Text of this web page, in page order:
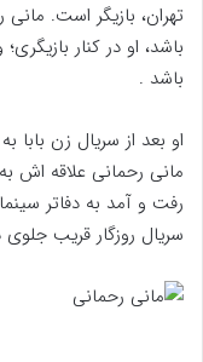
باشد، او در کنار
باشد .
او بعد از سریال زن
سریال روزگار قریب